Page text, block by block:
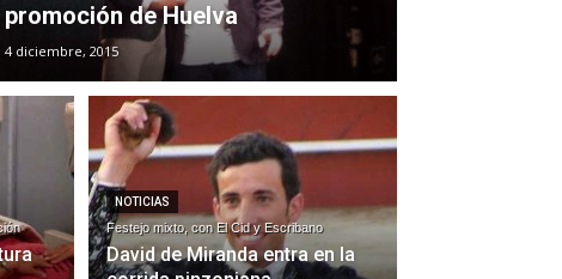
promoción de Huelva
4 diciembre, 2015
NOTICIAS
Festejo mixto, con El Cid y Escribano
David de Miranda entra en la